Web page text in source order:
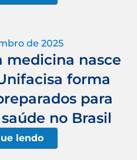
de 2025
medicina nasce
forma
para
no Brasil
lendo